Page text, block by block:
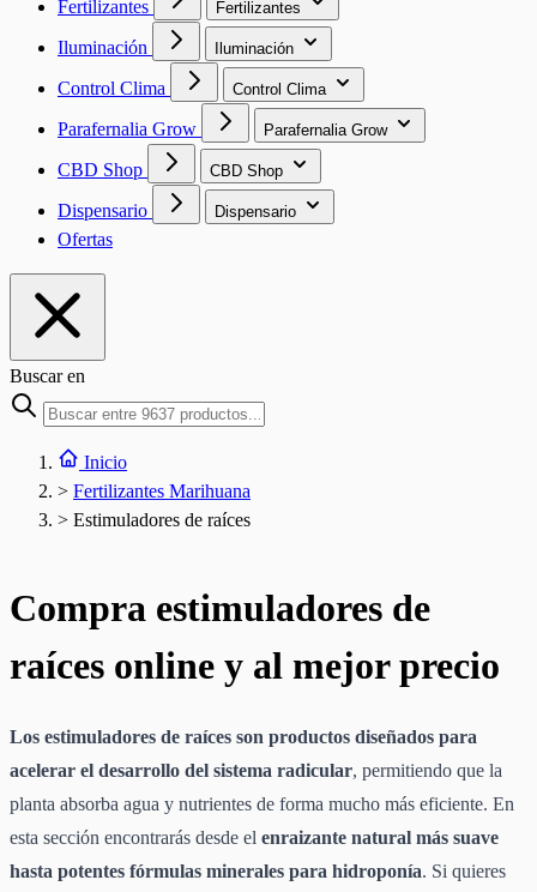
Fertilizantes Fertilizantes
Iluminación Iluminación
Control Clima Control Clima
Parafernalia Grow Parafernalia Grow
CBD Shop CBD Shop
Dispensario Dispensario
Ofertas
Buscar en
Inicio
> Fertilizantes Marihuana
> Estimuladores de raíces
Compra estimuladores de
raíces online y al mejor precio
Los estimuladores de raíces son productos diseñados para
acelerar el desarrollo del sistema radicular, permitiendo que la
planta absorba agua y nutrientes de forma mucho más eficiente. En
esta sección encontrarás desde el enraizante natural más suave
hasta potentes fórmulas minerales para hidroponía. Si quieres